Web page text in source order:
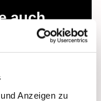
Anzeigen zu
auch